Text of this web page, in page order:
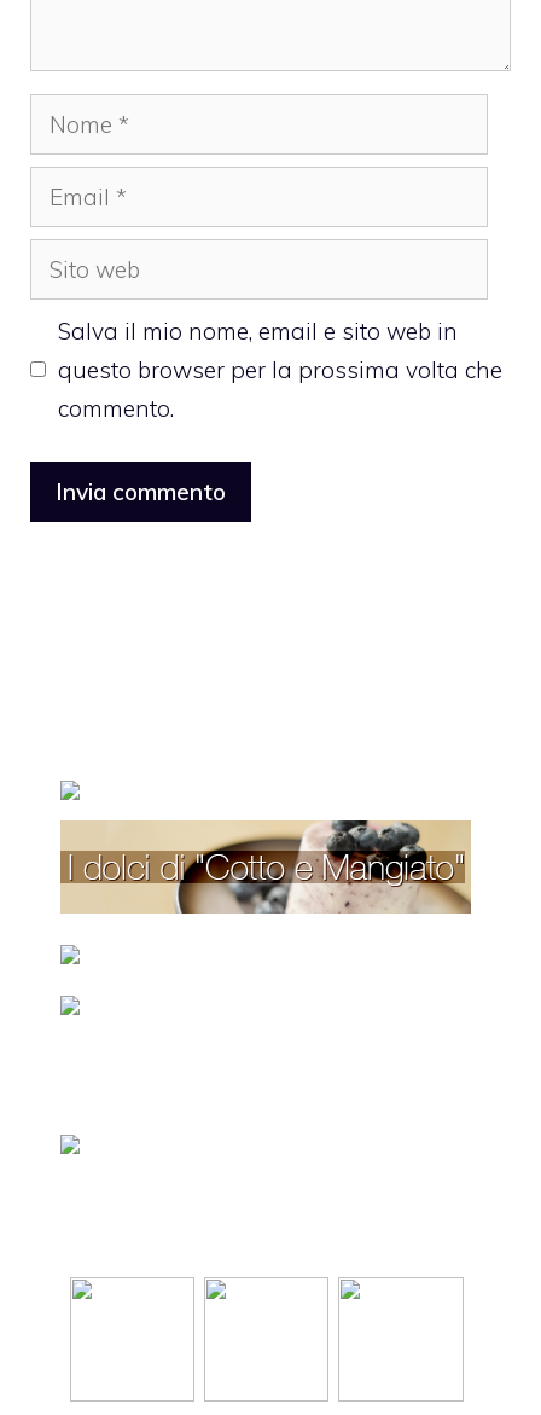
Nome
Email
Sito
web
Salva il mio nome, email e sito web in
questo browser per la prossima volta che
commento.